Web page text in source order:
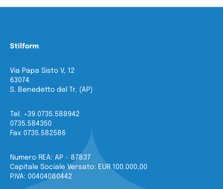
Stilform
Via Papa Sisto V, 12
63074
S. Benedetto del Tr. (AP)
Tel. +39.0735.588942
0735.584350
Fax 0735.582586
Numero REA: AP - 87837
Capitale Sociale Versato: EUR 100.000,00
P.IVA: 00404080442